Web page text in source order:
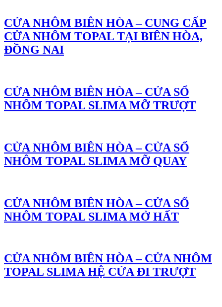
CỬA NHÔM BIÊN HÒA – CUNG CẤP
CỬA NHÔM TOPAL TẠI BIÊN HÒA,
ĐỒNG NAI
CỬA NHÔM BIÊN HÒA – CỬA SỔ
NHÔM TOPAL SLIMA MỠ TRƯỢT
CỬA NHÔM BIÊN HÒA – CỬA SỔ
NHÔM TOPAL SLIMA MỠ QUAY
CỬA NHÔM BIÊN HÒA – CỬA SỔ
NHÔM TOPAL SLIMA MỞ HẤT
CỬA NHÔM BIÊN HÒA – CỬA NHÔM
TOPAL SLIMA HỆ CỬA ĐI TRƯỢT